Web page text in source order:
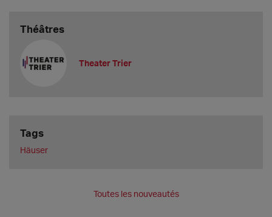
Théâtres
Theater Trier
Tags
Häuser
Toutes les nouveautés